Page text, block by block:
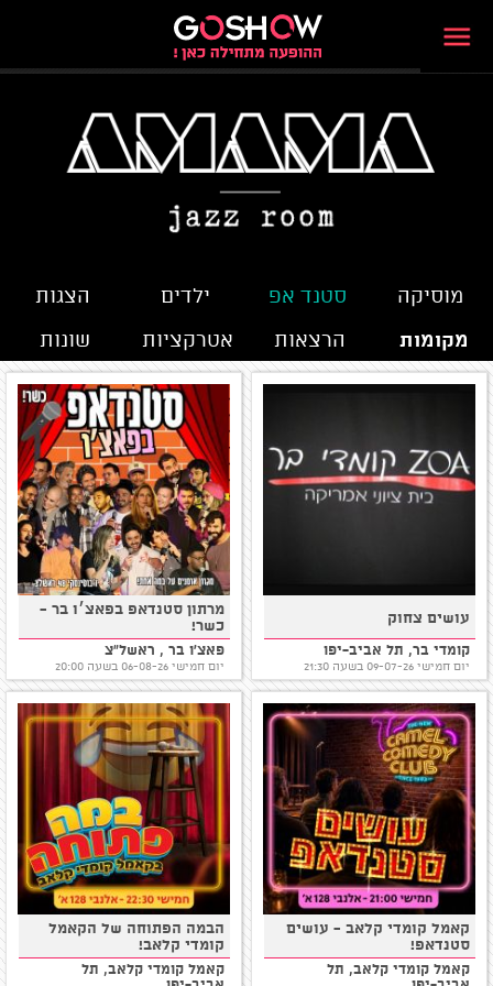
מוסיקה סטנד אפ ילדים
הצגות
הרצאות
אטרקציות שונות מקומות
עושים צחוק
קומדי בר, תל אביב-יפו
יום חמישי 09-07-26 בשעה 21:30
מרתון סטנדאפ בפאצ׳ו בר -
כשר!
פאצ'ו בר , ראשל"צ
יום חמישי 06-08-26 בשעה 20:00
קאמל קומדי קלאב - עושים
סטנדאפ!
קאמל קומדי קלאב, תל
הבמה הפתוחה של הקאמל
קומדי קלאב!
קאמל קומדי קלאב, תל